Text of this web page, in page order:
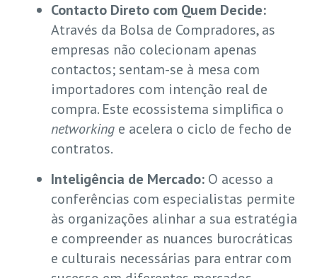
Contacto Direto com Quem Decide:
Através da Bolsa de Compradores, as
empresas não colecionam apenas
contactos; sentam-se à mesa com
importadores com intenção real de
compra. Este ecossistema simplifica o
networking e acelera o ciclo de fecho de
contratos.
Inteligência de Mercado: O acesso a
conferências com especialistas permite
às organizações alinhar a sua estratégia
e compreender as nuances burocráticas
e culturais necessárias para entrar com